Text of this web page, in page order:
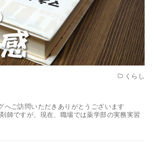
くらし
ご訪問いただきありがとうございます
師ですが、現在、職場では薬学部の実務実習